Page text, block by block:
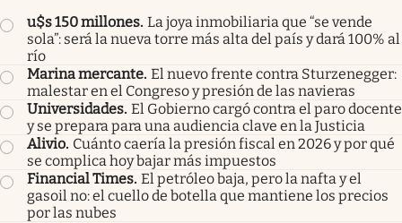
u$s 150 millones. La joya inmobiliaria que “se vende
sola”: será la nueva torre más alta del país y dará 100% al
río
Marina mercante. El nuevo frente contra Sturzenegger:
malestar en el Congreso y presión de las navieras
Universidades. El Gobierno cargó contra el paro docente
y se prepara para una audiencia clave en la Justicia
Alivio. Cuánto caería la presión fiscal en 2026 y por qué
se complica hoy bajar más impuestos
Financial Times. El petróleo baja, pero la nafta y el
gasoil no: el cuello de botella que mantiene los precios
por las nubes